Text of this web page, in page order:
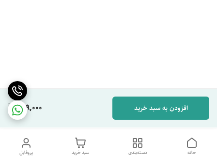
649,000 افزودن به سبد خرید
پروفایل سبد خرید دسته‌بندی خانه